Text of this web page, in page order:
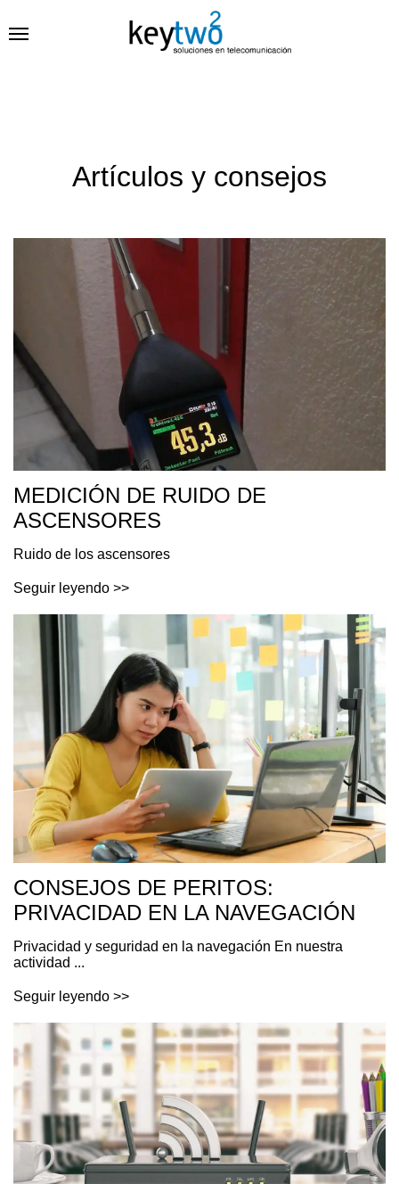
Artículos y consejos
MEDICIÓN DE RUIDO DE
ASCENSORES
Ruido de los ascensores
Seguir leyendo >>
CONSEJOS DE PERITOS:
PRIVACIDAD EN LA NAVEGACIÓN
Privacidad y seguridad en la navegación En nuestra
actividad ...
Seguir leyendo >>